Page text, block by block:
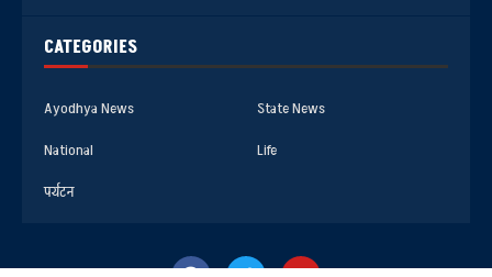
CATEGORIES
Ayodhya News
State News
National
Life
पर्यटन